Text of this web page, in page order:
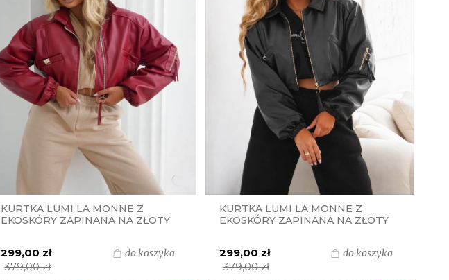
KURTKA LUMI LA MONNE Z
EKOSKÓRY ZAPINANA NA ZŁOTY
299,00 zł
379,00 zł
do koszyka
KURTKA LUMI LA MONNE Z
EKOSKÓRY ZAPINANA NA ZŁOTY
299,00 zł
379,00 zł
do koszyka